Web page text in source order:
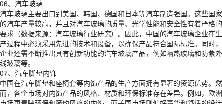
06、汽车玻璃
汽车玻璃主要出口到美国、韩国、德国和日本等汽车制造强国。这些国家
的汽车产量较高，并且对汽车玻璃的质量、光学性能和安全性有着严格的
要求（数据来源：汽车玻璃行业研究）。因此，中国的汽车玻璃企业在生
产过程中必须采用先进的技术和设备，以确保产品符合国际标准。同时，
企业还需不断推出具有创新功能的汽车玻璃产品，例如隔热玻璃和防紫外
线玻璃等。
07、汽车脚垫内饰
中国在汽车脚垫和座椅套等内饰产品的生产方面拥有显著的资源优势。然
而，各个市场对内饰产品的风格、材质和环保标准存在差异。例如，欧洲